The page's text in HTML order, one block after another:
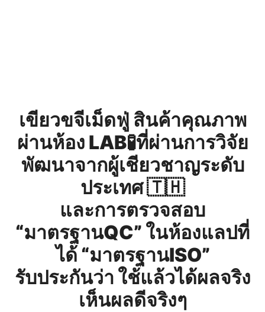
เขียวขจีเม็ดฟู่ สินค้าคุณภาพ
ผ่านห้อง LAB🧪ที่ผ่านการวิจัย
พัฒนาจากผู้เชียวชาญระดับ
ประเทศ 🇹🇭
และการตรวจสอบ
“มาตรฐานQC” ในห้องแลปที่
ได้ “มาตรฐานISO”
รับประกันว่า ใช้แล้วได้ผลจริง
เห็นผลดีจริงๆ